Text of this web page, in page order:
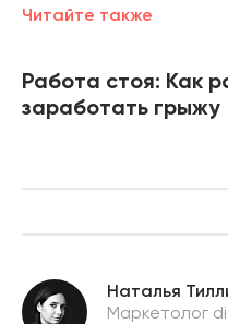
Читайте также
Работа стоя: Как
заработать грыжу
Наталья
Маркетолог